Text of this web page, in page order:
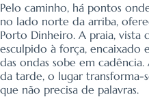
Pelo caminho, há pontos
no lado norte da arriba,
Porto Dinheiro. A praia, vista
esculpido à força, encaixado
das ondas sobe em
da tarde, o lugar transforma-
que não precisa de palavras.